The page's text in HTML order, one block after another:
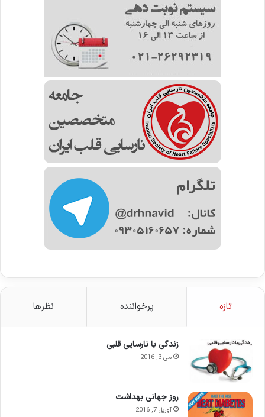
تازه پرخواننده نظرها
زندگی با نارسایی قلبی
می 3, 2016
روز جهانی بهداشت
آوریل 7, 2016